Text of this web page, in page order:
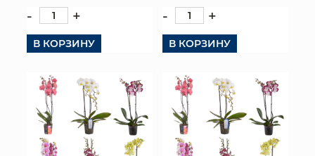
КОРЗИНЫ
ЯЩИКИ
ИСКУССТВЕННЫЕ ЦВЕТЫ
ПАКЕТЫ И СУМКИ
- +
В КОРЗИНУ
- +
В КОРЗИНУ